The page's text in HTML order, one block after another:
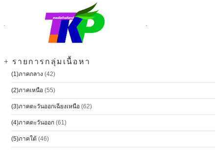
+ รายการกลุ่มเนื้อหา
(1)ภาคกลาง (42)
(2)ภาคเหนือ (55)
(3)ภาคตะวันออกเฉียงเหนือ (62)
(4)ภาคตะวันออก (61)
(5)ภาคใต้ (46)